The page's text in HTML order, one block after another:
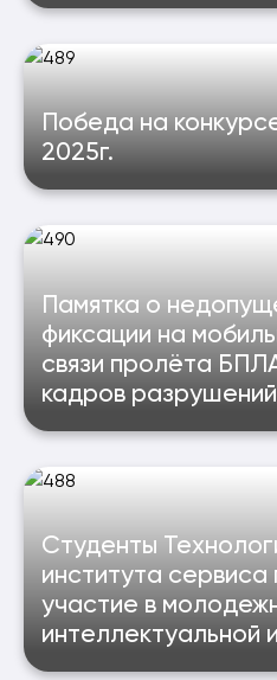
Победа на
2025г.
Памятка о
фиксации на
связи пролёта
кадров
Студенты
института сервиса
участие в
интеллектуальной игре
КОГДА? в мире